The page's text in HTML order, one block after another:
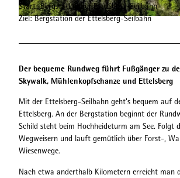
© Skywalk Willingen |CC-BY-SA
Start: Bergstation der Ettelsberg-Seilbahn
Ziel: Bergstation der Ettelsberg-Seilbahn
Der bequeme Rundweg führt Fußgänger zu
Skywalk, Mühlenkopfschanze und Ettelsberg
Mit der Ettelsberg-Seilbahn geht's bequem auf
Ettelsberg. An der Bergstation beginnt der
Schild steht beim Hochheideturm am See. Folgt
Wegweisern und lauft gemütlich über Forst-,
Wiesenwege.
Nach etwa anderthalb Kilometern erreicht man